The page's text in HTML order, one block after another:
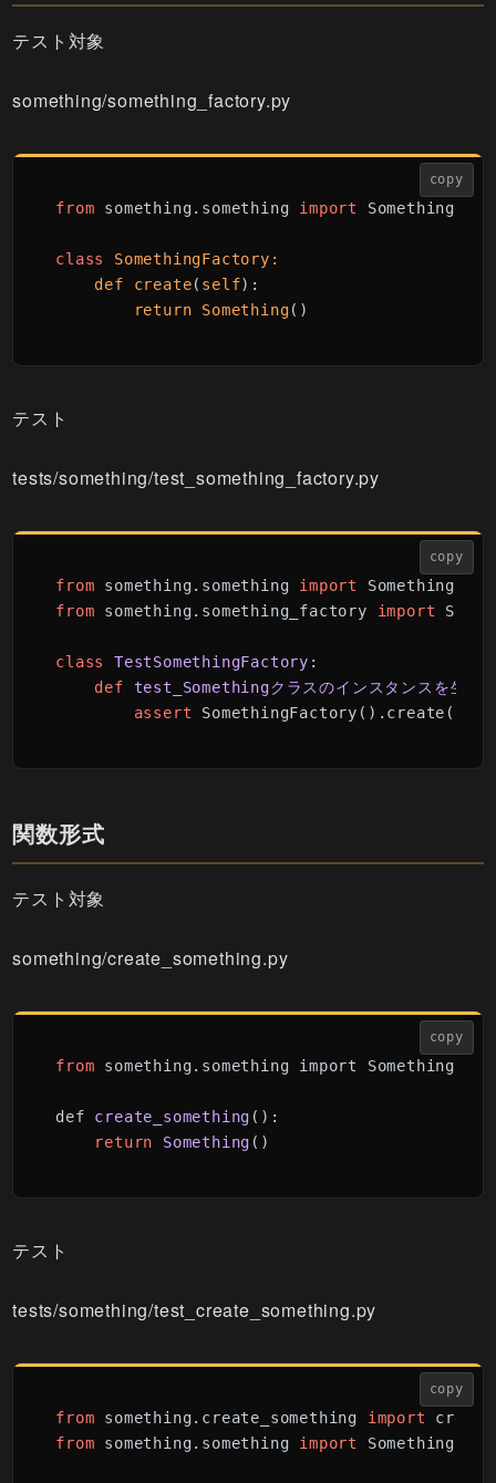
テスト対象
something/something_factory.py
copy
from something.something import Something
class
SomethingFactory:
def
create( self):
return
Something()
テスト
tests/something/test_something_factory.py
copy
from something.something import
from something.something_factory import
class TestSomethingFactory :
def
test_Somethingクラスのインスタンスを生成
assert SomethingFactory().create(
関数形式
テスト対象
something/create_something.py
copy
from something. something import Something
def create_something ():
return
Something ()
テスト
tests/something/test_create_something.py
copy
from something.create_something import
from something.something import Something